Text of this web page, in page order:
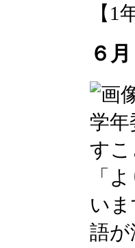
【1
６
学
すこ
「
い
語が